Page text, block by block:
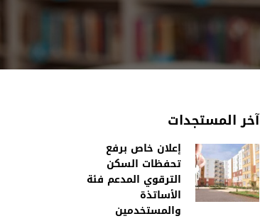
آخر المستجدات
إعلان خاص برفع
تحفظات السكن
الترقوي المدعم فئة
الأساتذة
والمستخدمين